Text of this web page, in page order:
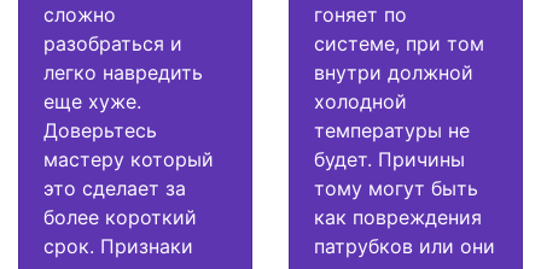
сложно
разобраться и
легко навредить
еще хуже.
Доверьтесь
мастеру который
это сделает за
более короткий
срок. Признаки
гоняет по
системе, при том
внутри должной
холодной
температуры не
будет. Причины
тому могут быть
как повреждения
патрубков или они